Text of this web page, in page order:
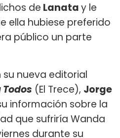
de Lanatay le
ella hubiese preferido
público un parte
su nueva editorial
(El Trece), Jorge
información sobre la
que sufriría Wanda
durante su